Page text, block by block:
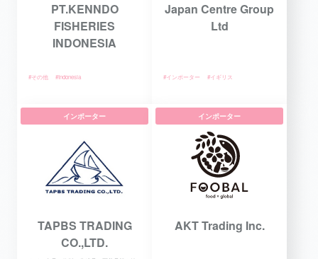
PT.KENNDO
FISHERIES
INDONESIA
#その他 #Indonesia
Japan Centre Group
Ltd
#インポーター #イギリス
インポーター
TAPBS TRADING
CO.,LTD.
インポーター
AKT Trading Inc.